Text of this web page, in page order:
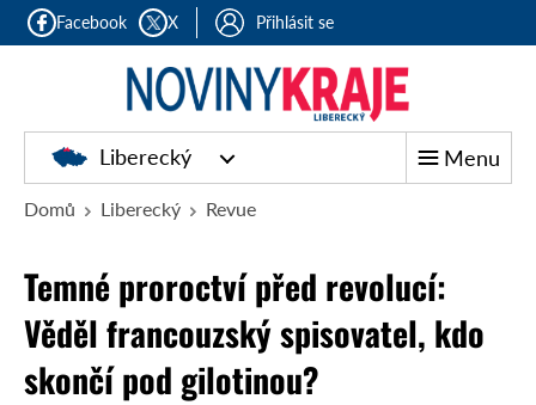
Facebook X Přihlásit se
Liberecký Menu
Domů Liberecký Revue
Temné proroctví před revolucí:
Věděl francouzský spisovatel, kdo
skončí pod gilotinou?